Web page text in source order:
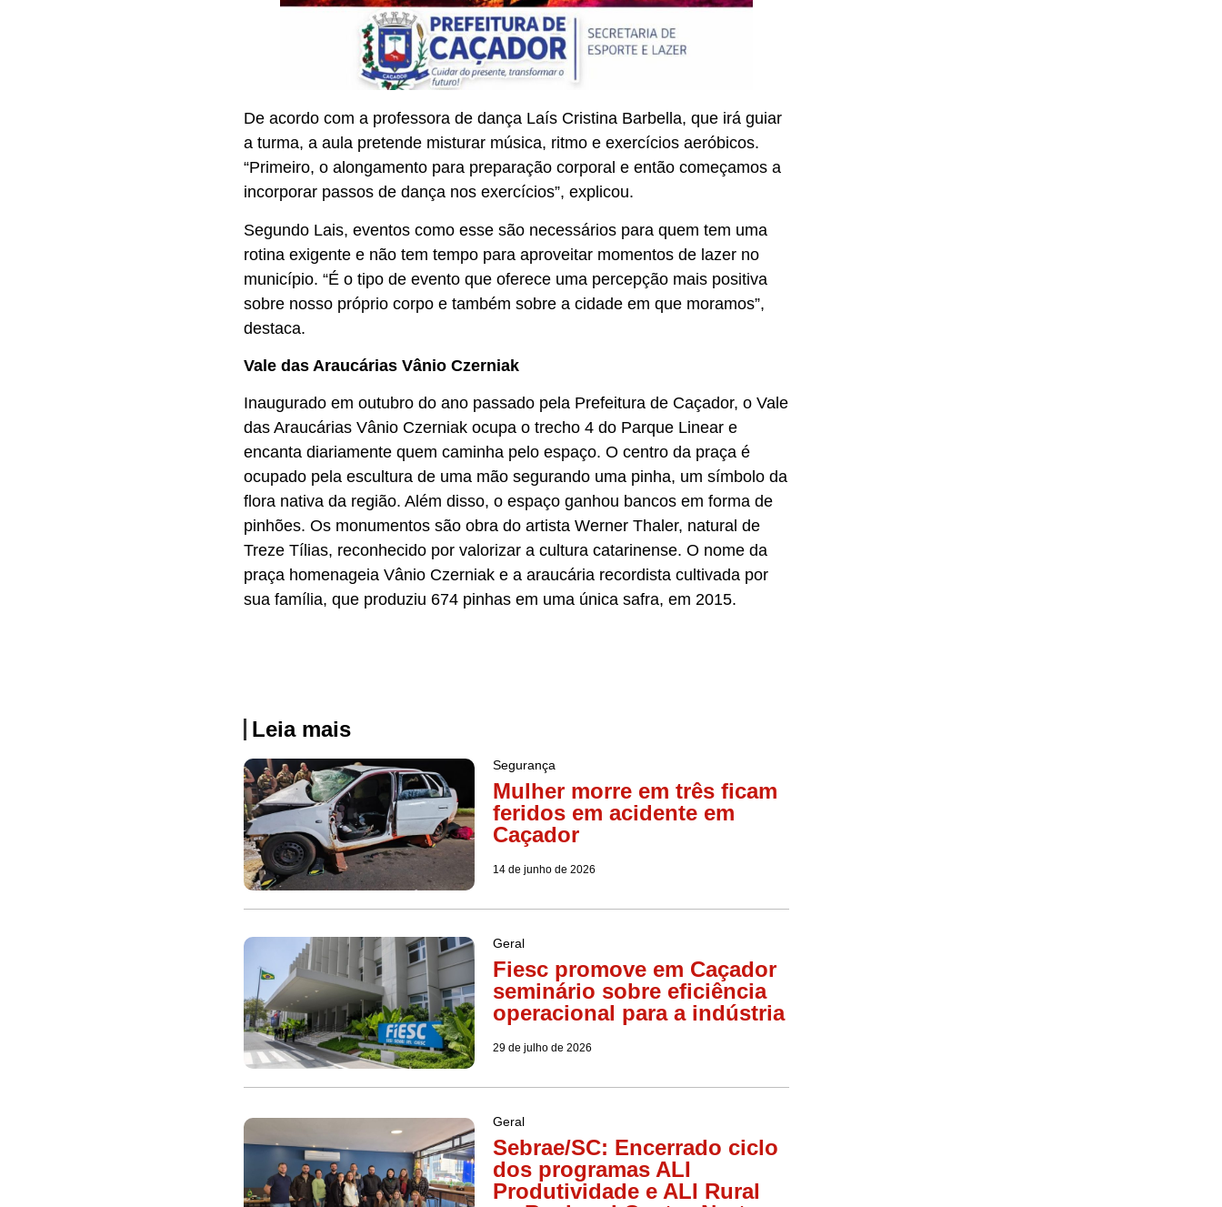
De acordo com a professora de dança Laís Cristina Barbella, que irá guiar
a turma, a aula pretende misturar música, ritmo e exercícios aeróbicos.
“Primeiro, o alongamento para preparação corporal e então começamos a
incorporar passos de dança nos exercícios”, explicou.
Segundo Lais, eventos como esse são necessários para quem tem uma
rotina exigente e não tem tempo para aproveitar momentos de lazer no
município. “É o tipo de evento que oferece uma percepção mais positiva
sobre nosso próprio corpo e também sobre a cidade em que moramos”,
destaca.
Vale das Araucárias Vânio Czerniak
Inaugurado em outubro do ano passado pela Prefeitura de Caçador, o Vale
das Araucárias Vânio Czerniak ocupa o trecho 4 do Parque Linear e
encanta diariamente quem caminha pelo espaço. O centro da praça é
ocupado pela escultura de uma mão segurando uma pinha, um símbolo da
flora nativa da região. Além disso, o espaço ganhou bancos em forma de
pinhões. Os monumentos são obra do artista Werner Thaler, natural de
Treze Tílias, reconhecido por valorizar a cultura catarinense. O nome da
praça homenageia Vânio Czerniak e a araucária recordista cultivada por
sua família, que produziu 674 pinhas em uma única safra, em 2015.
Leia mais
Segurança
Mulher morre em três ficam
feridos em acidente em
Caçador
14 de junho de 2026
Geral
Fiesc promove em Caçador
seminário sobre eficiência
operacional para a indústria
29 de julho de 2026
Geral
Sebrae/SC: Encerrado ciclo
dos programas ALI
Produtividade e ALI Rural